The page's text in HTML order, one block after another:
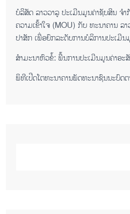
ບໍລິສັດ ລາວວາລູ ປະເມີນມູນຄ່າຊັບສິນ ຈ
ຄວາມເຂົ້າໃຈ (MOU) ກັບ ທະນາຄານ ລ
ປາສັກ ເພື່ອຍົກລະດັບການບໍລິການປະເມີ
ສຳມະນາຫົວຂໍ້: ພື້ນການປະເມີນມູນຄ່າອະ
ພິ​ທີ​ເປີດ​ໂຕ​ທະ​ນາ​ຄານ​ພັດ​ທະ​ນາ​ຊົນ​ນະ​ບົດ​